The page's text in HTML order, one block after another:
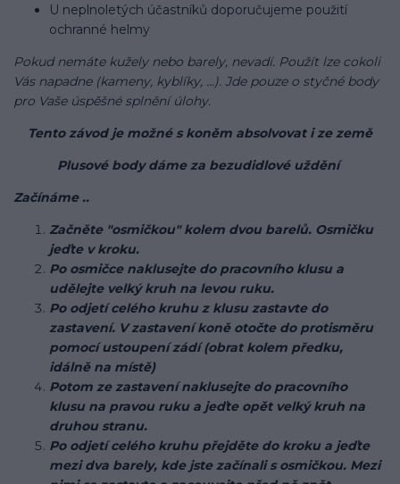
U neplnoletých účastníků doporučujeme použití
ochranné helmy
Pokud nemáte kužely nebo barely, nevadí. Použít lze cokoli
Vás napadne (kameny, kyblíky, ...). Jde pouze o styčné body
pro Vaše úspěšné splnění úlohy.
Tento závod je možné s koněm absolvovat i ze země
Plusové body dáme za bezudidlové uždění
Začínáme ..
Začněte "osmičkou" kolem dvou barelů. Osmičku
jeďte v kroku.
Po osmičce naklusejte do pracovního klusu a
udělejte velký kruh na levou ruku.
Po odjetí celého kruhu z klusu zastavte do
zastavení. V zastavení koně otočte do protisměru
pomocí ustoupení zádí (obrat kolem předku,
idálně na místě)
Potom ze zastavení naklusejte do pracovního
klusu na pravou ruku a jeďte opět velký kruh na
druhou stranu.
Po odjetí celého kruhu přejděte do kroku a jeďte
mezi dva barely, kde jste začínali s osmičkou. Mezi